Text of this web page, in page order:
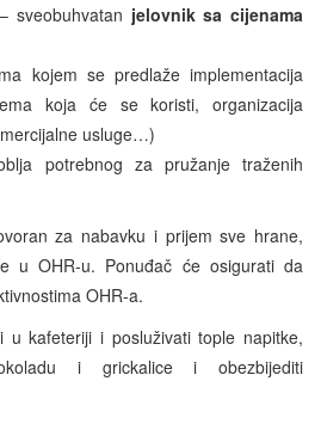
sveobuhvatan jelovnik sa cijenama
kojem se predlaže implementacija
koja će se koristi, organizacija
usluge…)
potrebnog za pružanje traženih
za nabavku i prijem sve hrane,
u OHR-u. Ponuđač će osigurati da
OHR-a.
u kafeteriji i posluživati tople napitke,
i grickalice i obezbijediti